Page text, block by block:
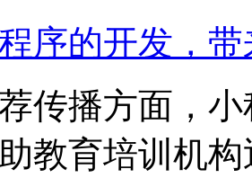
序的开发，
传播方面，
教育培训机